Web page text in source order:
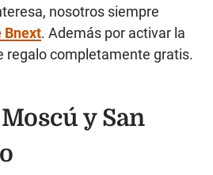
nosotros siempre
Bnext. Además por activar la
regalo completamente gratis.
y San